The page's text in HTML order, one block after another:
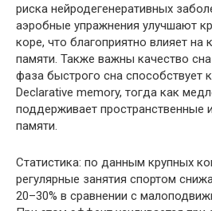
риска нейродегенеративных
аэробные упражнения улучшают
коре, что благоприятно влияет на
памяти. Также важны качество
фаза быстрого сна способствует
Declarative memory, тогда как
поддерживает
памяти.
Статистика: по данным крупных
регулярные занятия спортом
20–30% в сравнении с